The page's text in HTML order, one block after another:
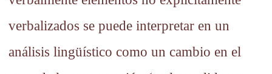
verbalizados se puede interpretar en un
análisis lingüístico como un cambio en el